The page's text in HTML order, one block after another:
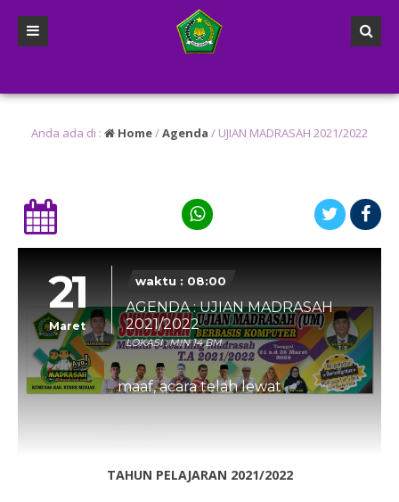
lalu/ Diharapkan kepada Anak didik kelas 6 agar mempersiapkan diri
Anda ada di : Home/Agenda / UJIAN MADRASAH 2021/2022
21
Maret
waktu : 08:00
AGENDA : UJIAN MADRASAH
2021/2022
LOKASI : MIN 14 BM
maaf, acara telah lewat
TAHUN PELAJARAN 2021/2022